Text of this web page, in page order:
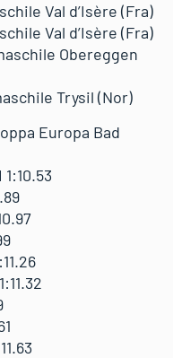
Val d’Isère (Fra)
Val d’Isère (Fra)
Obereggen
Trysil (Nor)
Europa Bad